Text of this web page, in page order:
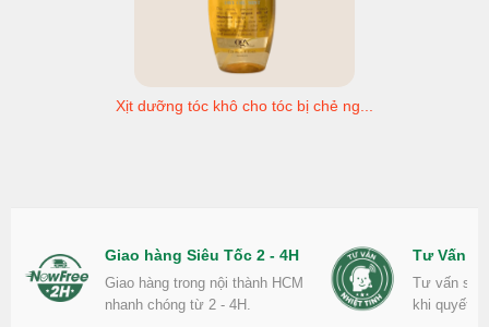
Xịt dưỡng tóc khô cho tóc bị chẻ ng...
Giao hàng Siêu Tốc 2 - 4H
Giao hàng trong nội thành HCM
nhanh chóng từ 2 - 4H.
Tư Vấn
Tư vấn
khi quyết